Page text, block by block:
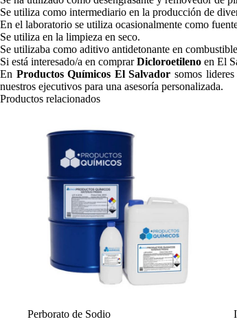
Se utiliza como intermediario en la producción de
En el laboratorio se utiliza ocasionalmente como
Se utiliza en la limpieza en seco.
Se utilizaba como aditivo antidetonante en
Si está interesado/a en comprarDicloroetileno en El
En Productos Químicos El Salvadorsomos
nuestros ejecutivos para una asesoría personalizada.
Productos relacionados
Perborato de Sodio